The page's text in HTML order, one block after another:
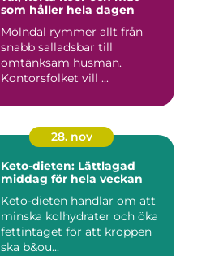
som håller hela dagen
Mölndal rymmer allt från
snabb salladsbar till
omtänksam husman.
Kontorsfolket vill ...
28. nov
Keto-dieten: Lättlagad
middag för hela veckan
Keto-dieten handlar om att
minska kolhydrater och öka
fettintaget för att kroppen
ska b&ou...